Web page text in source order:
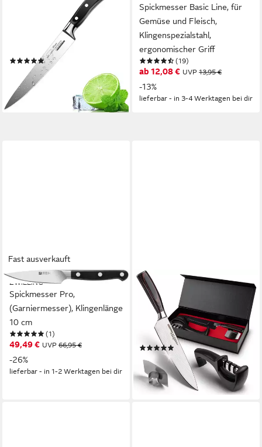
Allzweckmesser SkyLight
Classic, Küchenmesser
ergonomischen Griff,
rutschfest, deutscher
Edelstahl
(7)
14,99 € UVP
-50%
lieferbar - in 2-3 Werktagen bei dir
Spickmesser Basic Line, für
Gemüse und Fleisch,
Klingenspezialstahl,
ergonomischer Griff
(19)
ab 12,08 € UVP 13,95 €
-13%
lieferbar - in 3-4 Werktagen bei dir
Fast ausverkauft
ZWILLING
Spickmesser Pro,
(Garniermesser), Klingenlänge
10 cm
(1)
49,49 € UVP 66,95 €
-26%
lieferbar - in 1-2 Werktagen bei dir
SALQINOS®
Allzweckmesser -
Profimesser aus Carbon
Edelstahl mit Messerschärfer
& Fingerschutz
(3)
22,49 € 29,99 €
-25%
lieferbar - in 3-4 Werktagen bei dir